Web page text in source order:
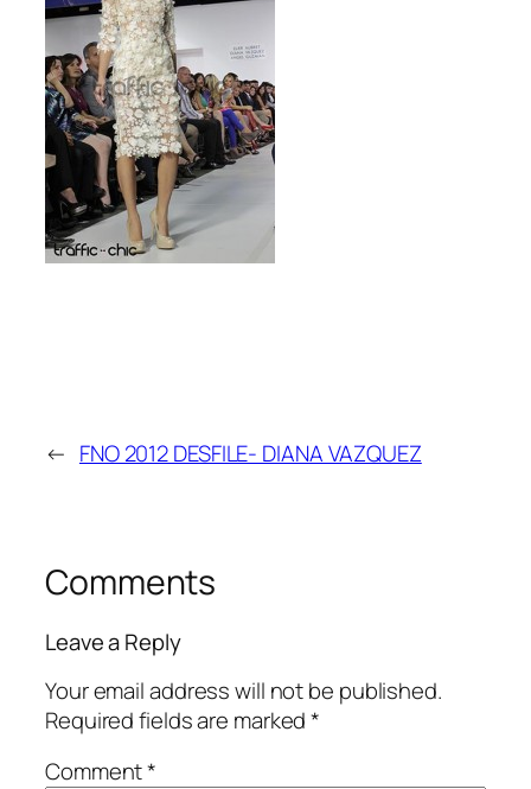
← FNO 2012 DESFILE- DIANA VAZQUEZ
Comments
Leave a Reply
Your email address will not be published.
Required fields are marked*
Comment*